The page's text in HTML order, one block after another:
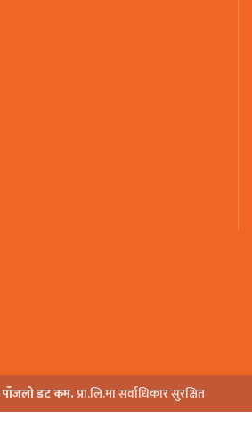
पाँजलो डट कम.प्रा.लि.मा सर्वाधिकार सुरक्षित